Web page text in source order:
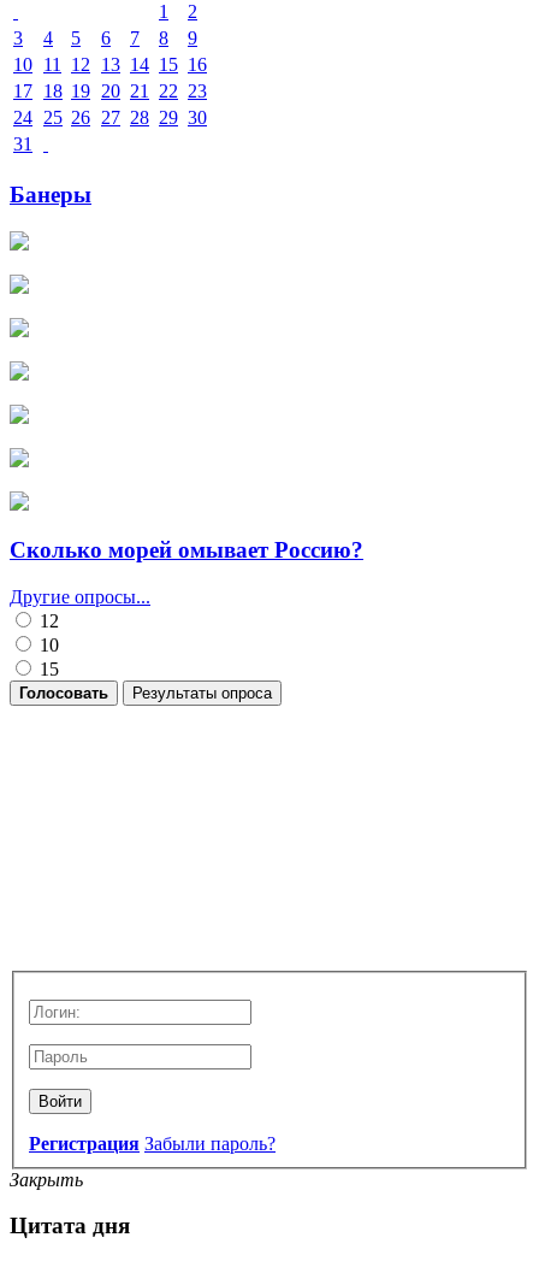
1
2
3
4 5 6 7 8
9
10 11 12 13 14 15 16
17 18 19 20 21 22 23
24 25 26 27 28 29 30
31
Банеры
Сколько морей омывает Россию?
Другие опросы...
12
10
15
Голосовать Результаты опроса
Войти
Регистрация Забыли пароль?
Закрыть
Цитата дня